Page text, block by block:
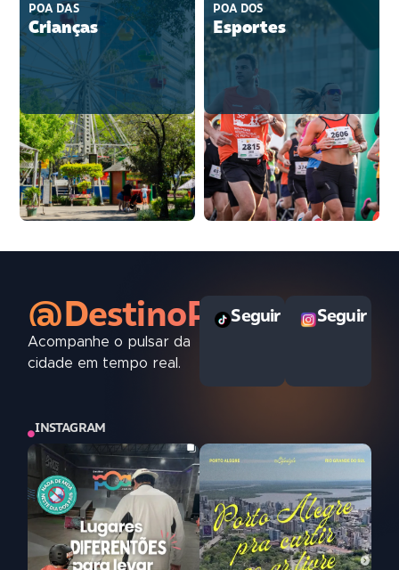
POA DAS
Crianças
POA DOS
Esportes
@DestinoPOAoficial
Acompanhe o pulsar da
cidade em tempo real.
Seguir Seguir
INSTAGRAM